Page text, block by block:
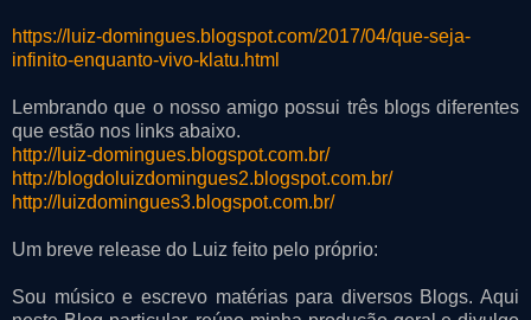
https://luiz-domingues.blogspot.com/2017/04/que-seja-
infinito-enquanto-vivo-klatu.html
Lembrando que o nosso amigo possui três blogs diferentes
que estão nos links abaixo.
http://luiz-domingues.blogspot.com.br/
http://blogdoluizdomingues2.blogspot.com.br/
http://luizdomingues3.blogspot.com.br/
Um breve release do Luiz feito pelo próprio:
Sou músico e escrevo matérias para diversos Blogs. Aqui